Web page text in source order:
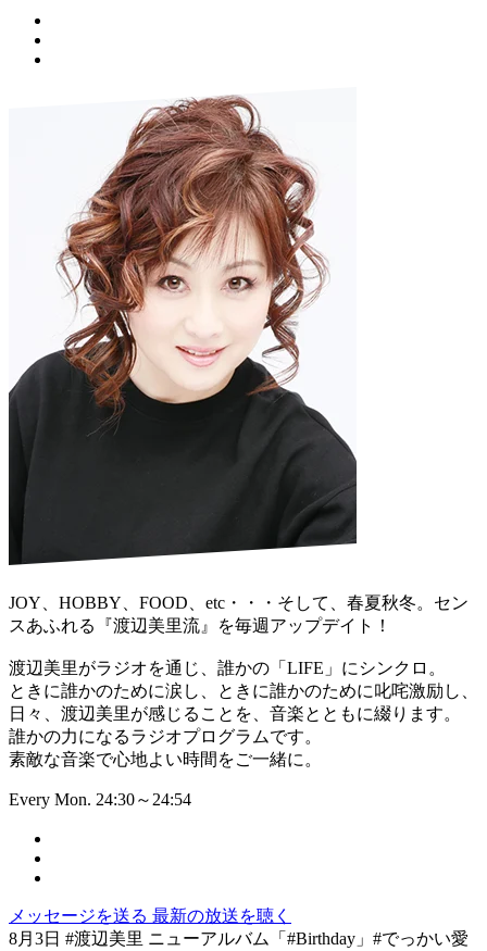
JOY、HOBBY、FOOD、etc・・・そして、春夏秋冬。セン
スあふれる『渡辺美里流』を毎週アップデイト！
渡辺美里がラジオを通じ、誰かの「LIFE」にシンクロ。
ときに誰かのために涙し、ときに誰かのために叱咤激励し、
日々、渡辺美里が感じることを、音楽とともに綴ります。
誰かの力になるラジオプログラムです。
素敵な音楽で心地よい時間をご一緒に。
Every Mon. 24:30～24:54
メッセージを送る 最新の放送を聴く
8月3日 #渡辺美里 ニューアルバム「#Birthday」#でっかい愛